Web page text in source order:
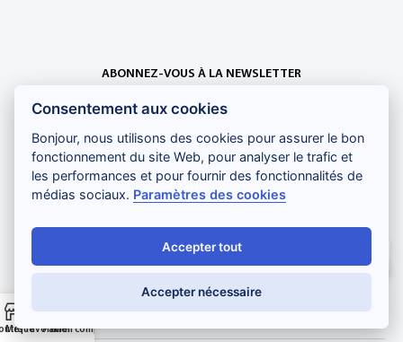
ABONNEZ-VOUS À LA NEWSLETTER
Je m'inscris
Mes favorisPanier
Mon compte
Salut ! Comment puis-je vous aider ?
Consentement aux cookies
Bonjour, nous utilisons des cookies pour assurer le bon
fonctionnement du site Web, pour analyser le trafic et
les performances et pour fournir des fonctionnalités de
médias sociaux. Paramètres des cookies
Accepter tout
Accepter nécessaire